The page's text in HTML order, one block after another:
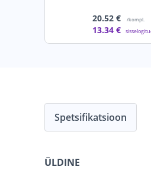
20.52 € /kompl.
13.34 €
Spetsifikatsioon
ÜLDINE